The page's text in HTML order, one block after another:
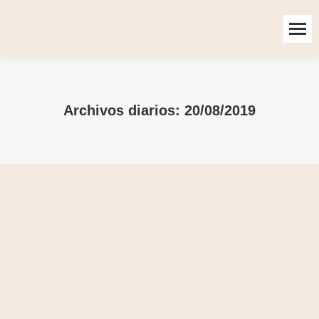
Archivos diarios: 20/08/2019